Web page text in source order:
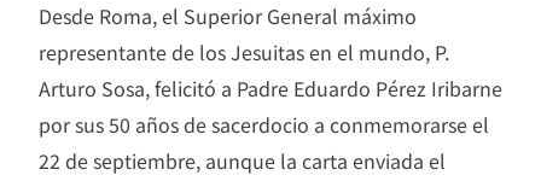
Desde Roma, el Superior General máximo
representante de los Jesuitas en el mundo, P.
Arturo Sosa, felicitó a Padre Eduardo Pérez Iribarne
por sus 50 años de sacerdocio a conmemorarse el
22 de septiembre, aunque la carta enviada el